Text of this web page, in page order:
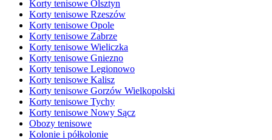
Korty tenisowe Olsztyn
Korty tenisowe Rzeszów
Korty tenisowe Opole
Korty tenisowe Zabrze
Korty tenisowe Wieliczka
Korty tenisowe Gniezno
Korty tenisowe Legionowo
Korty tenisowe Kalisz
Korty tenisowe Gorzów Wielkopolski
Korty tenisowe Tychy
Korty tenisowe Nowy Sącz
Obozy tenisowe
Kolonie i półkolonie